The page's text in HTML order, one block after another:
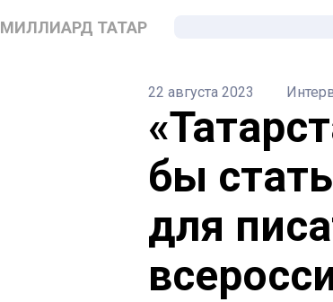
МИЛЛИАРД ТАТАР
22 августа 2023
бы
для